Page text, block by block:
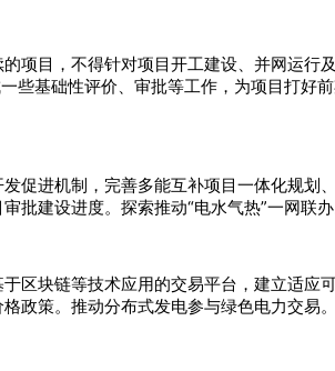
项目，不得针对项目开工建设、并网运行
些基础性评价、审批等工作，为项目打好
促进机制，完善多能互补项目一体化规划
建设进度。探索推动“电水气热”一网联办
区块链等技术应用的交易平台，建立适应
政策。推动分布式发电参与绿色电力交易。